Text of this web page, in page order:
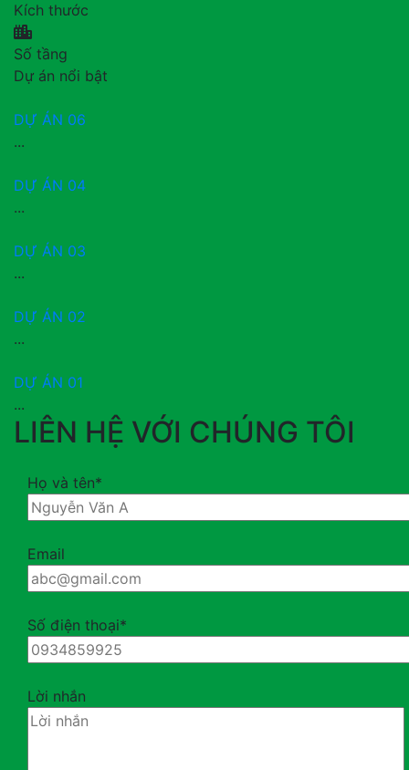
Kích thước
Số tầng
Dự án nổi bật
DỰ ÁN 06
...
DỰ ÁN 04
...
DỰ ÁN 03
...
DỰ ÁN 02
...
DỰ ÁN 01
...
LIÊN HỆ VỚI CHÚNG TÔI
Họ và tên*
Email
Số điện thoại*
Lời nhắn